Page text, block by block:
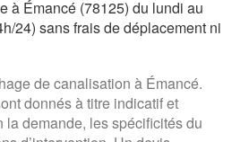
à Émancé (78125) du lundi au
24) sans frais de déplacement ni
de canalisation à Émancé.
donnés à titre indicatif et
la demande, les spécificités du